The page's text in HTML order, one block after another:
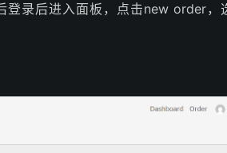
录后进入面板，点击new order，